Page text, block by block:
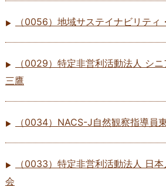
（0056）地域サステイナビリティ
（0029）特定非営利活動法人 シ
三鷹
（0034）NACS-J自然観察指導員
（0033）特定非営利活動法人 日
会